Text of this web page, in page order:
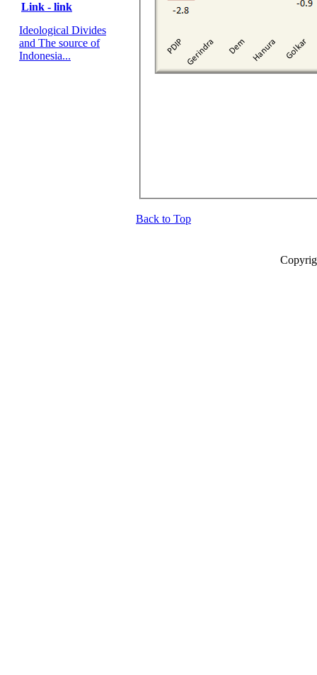
Link - link
Ideological Divides
and The source of
Indonesia...
Back to Top